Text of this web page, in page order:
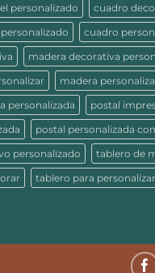
personalizado cuadro
cuadro
madera decorativa
madera
personalizada
postal
postal personalizada
personalizado
tablero de
tablero para personalizar